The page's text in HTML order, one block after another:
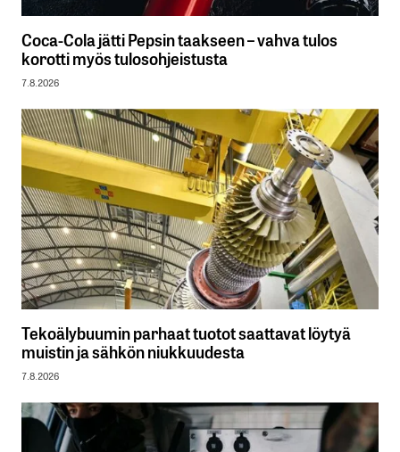
Coca-Cola jätti Pepsin taakseen – vahva tulos
korotti myös tulosohjeistusta
7.8.2026
Tekoälybuumin parhaat tuotot saattavat löytyä
muistin ja sähkön niukkuudesta
7.8.2026